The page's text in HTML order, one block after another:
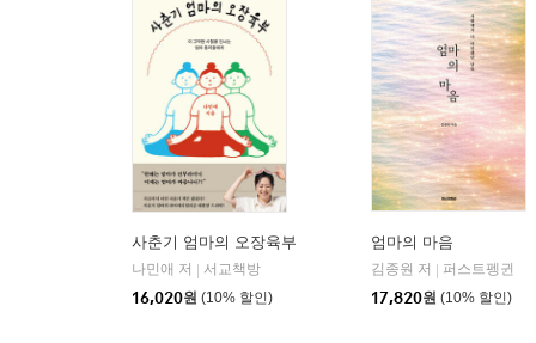
사춘기 엄마의 오장육부
나민애 저
서교책방
16,020원 (10% 할인)
엄마의 마음
김종원 저
퍼스트펭귄
17,820원 (10% 할인)